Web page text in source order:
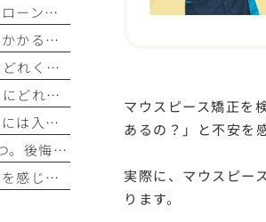
マウスピース矯正を
あるの？」と不安を
実際に、マウスピー
ります。
マウスピース矯正はデンタルローンで払える？種類やメリット・デメリットを解説
インビザラインファーストにかかる費用を解説。保険適用の有無や費用を抑える方法も
インビザラインの保定期間はどれくらい？リテーナーの装着時間や後戻りのリスクを解説
インビザラインは慣れるまでにどれ位かかる？違和感や痛みが続く期間と対処法を解説
マウスピース矯正中、プールには入れる？注意点や衛生管理のポイントを解説
マウスピース矯正の注意点8つ。後悔しないために知っておくべきポイントを紹介
マウスピース矯正はストレスを感じるって本当？ストレスの原因と解消法を解説